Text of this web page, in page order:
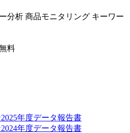
分析 商品モニタリング キーワー
料
年度データ報告書
年度データ報告書